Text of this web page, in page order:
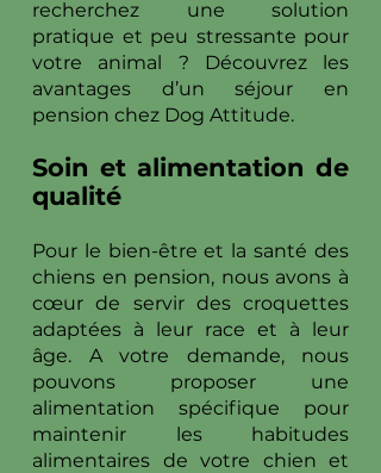
recherchez une solution
pratique et peu stressante pour
votre animal ? Découvrez les
avantages d’un séjour en
pension chez Dog Attitude.
Soin et alimentation de
qualité
Pour le bien-être et la santé des
chiens en pension, nous avons à
cœur de servir des croquettes
adaptées à leur race et à leur
âge. A votre demande, nous
pouvons proposer une
alimentation spécifique pour
maintenir les habitudes
alimentaires de votre chien et